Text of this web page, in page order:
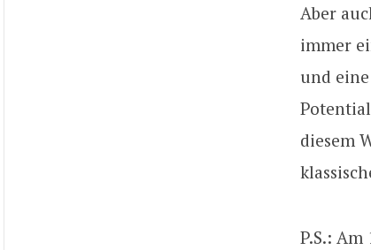
Aber
immer
und
diesem
P.S.: